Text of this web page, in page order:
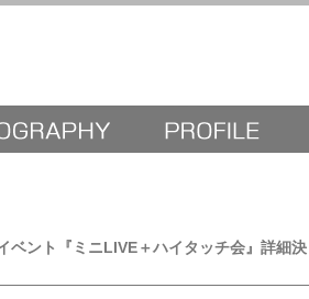
ント『ミニLIVE＋ハイタッチ会』詳細決